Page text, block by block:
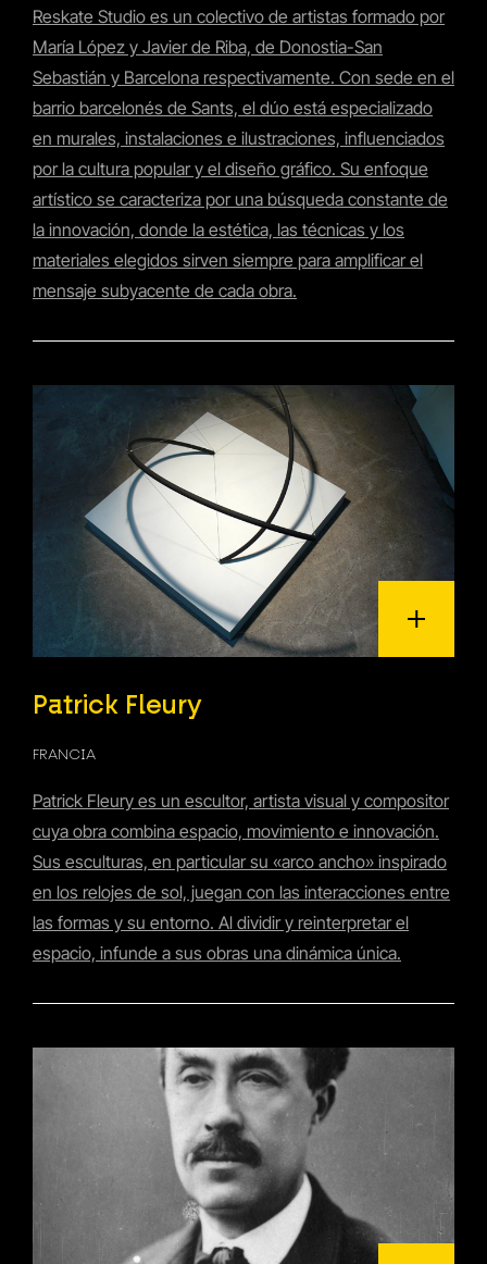
Reskate Studio es un colectivo de artistas formado por
María López y Javier de Riba, de Donostia-San
Sebastián y Barcelona respectivamente. Con sede en el
barrio barcelonés de Sants, el dúo está especializado
en murales, instalaciones e ilustraciones, influenciados
por la cultura popular y el diseño gráfico. Su enfoque
artístico se caracteriza por una búsqueda constante de
la innovación, donde la estética, las técnicas y los
materiales elegidos sirven siempre para amplificar el
mensaje subyacente de cada obra.
Patrick Fleury
FRANCIA
Patrick Fleury es un escultor, artista visual y compositor
cuya obra combina espacio, movimiento e innovación.
Sus esculturas, en particular su «arco ancho» inspirado
en los relojes de sol, juegan con las interacciones entre
las formas y su entorno. Al dividir y reinterpretar el
espacio, infunde a sus obras una dinámica única.